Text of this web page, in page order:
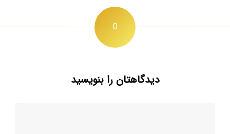
0
دیدگاهتان را بنویسید